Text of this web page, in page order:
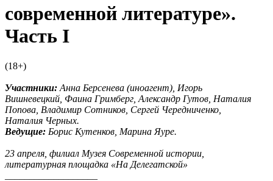
современной литературе».
Часть I
(18+)
Участники: Анна Берсенева (иноагент), Игорь
Вишневецкий, Фаина Гримберг, Александр Гутов, Наталия
Попова, Владимир Сотников, Сергей Чередниченко,
Наталия Черных.
Ведущие: Борис Кутенков, Марина Яуре.
23 апреля, филиал Музея Современной истории,
литературная площадка «На Делегатской»